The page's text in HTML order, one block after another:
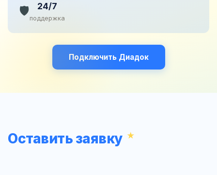
🛡️ 24/7
поддержка
Подключить Диадок
Оставить заявку